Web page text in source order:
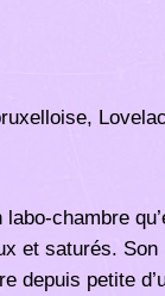
labo-chambre
et saturés.
depuis petite